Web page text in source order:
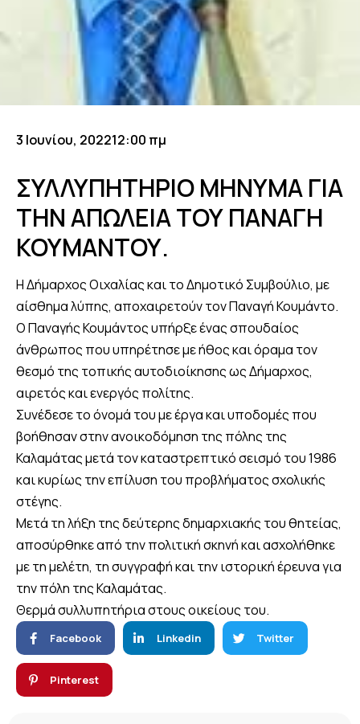
3 Ιουνίου, 202212:00 πμ
ΣΥΛΛΥΠΗΤΗΡΙΟ ΜΗΝΥΜΑ ΓΙΑ
ΤΗΝ ΑΠΩΛΕΙΑ ΤΟΥ ΠΑΝΑΓΗ
ΚΟΥΜΑΝΤΟΥ.
Η Δήμαρχος Οιχαλίας και το Δημοτικό Συμβούλιο, με
αίσθημα λύπης, αποχαιρετούν τον Παναγή Κουμάντο.
Ο Παναγής Κουμάντος υπήρξε ένας σπουδαίος
άνθρωπος που υπηρέτησε με ήθος και όραμα τον
θεσμό της τοπικής αυτοδιοίκησης ως Δήμαρχος,
αιρετός και ενεργός πολίτης.
Συνέδεσε το όνομά του με έργα και υποδομές που
βοήθησαν στην ανοικοδόμηση της πόλης της
Καλαμάτας μετά τον καταστρεπτικό σεισμό του 1986
και κυρίως την επίλυση του προβλήματος σχολικής
στέγης.
Μετά τη λήξη της δεύτερης δημαρχιακής του θητείας,
αποσύρθηκε από την πολιτική σκηνή και ασχολήθηκε
με τη μελέτη, τη συγγραφή και την ιστορική έρευνα για
την πόλη της Καλαμάτας.
Θερμά συλλυπητήρια στους οικείους του.
Facebook Linkedin Twitter
Pinterest